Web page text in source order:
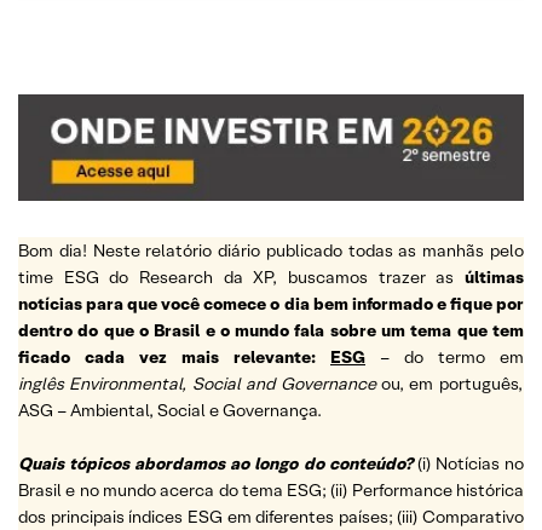
Bom dia! Neste relatório diário publicado todas as manhãs pelo
time ESG do Research da XP, buscamos trazer as últimas
notícias para que você comece o dia bem informado e fique por
dentro do que o Brasil e o mundo fala sobre um tema que tem
ficado cada vez mais relevante:
ESG
– do termo em
inglês Environmental, Social and Governanceou, em português,
ASG – Ambiental, Social e Governança.
Quais tópicos abordamos ao longo do conteúdo? (i) Notícias no
Brasil e no mundo acerca do tema ESG; (ii) Performance histórica
dos principais índices ESG em diferentes países; (iii) Comparativo